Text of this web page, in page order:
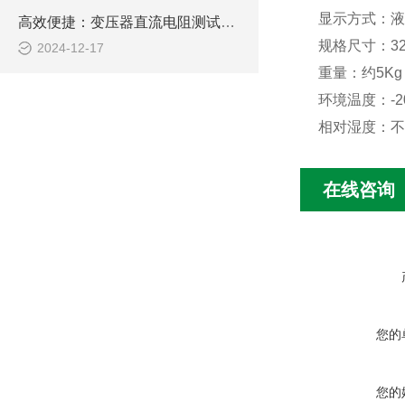
高效便捷：变压器直流电阻测试仪，电力检测的新选择
2024-12-17
显示方式：
规格尺寸：
重量：约5Kg
环境温度：-
相对湿度：
在线咨询
您的
您的